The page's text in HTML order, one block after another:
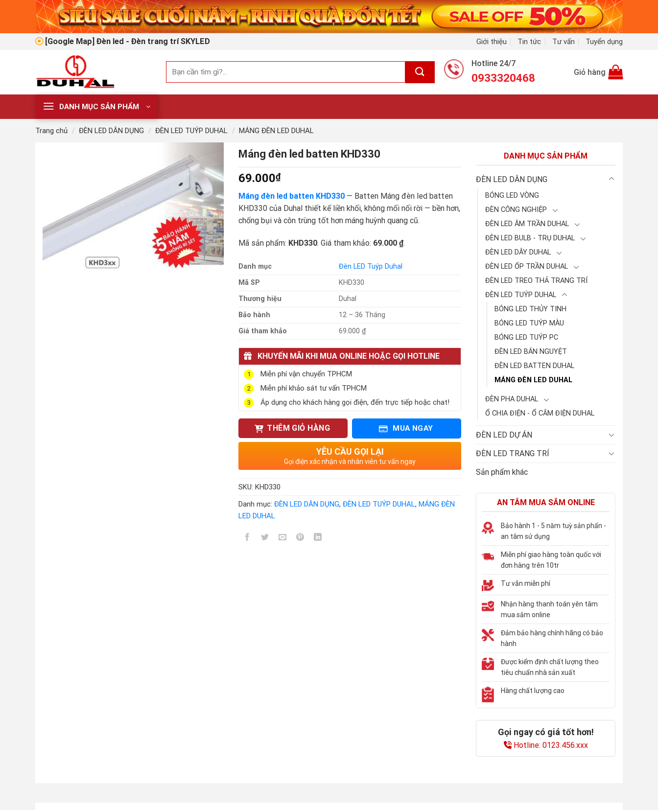
[Google Map] Đèn led - Đèn trang trí SKYLED
Giới thiệu Tin tức Tư vấn Tuyển dụng
kiếm:
Hotline 24/7
0933320468 Giỏ hàng
DANH MỤC SẢN PHẨM
Trang chủ / ĐÈN LED DÂN DỤNG / ĐÈN LED TUÝP DUHAL / MÁNG ĐÈN LED DUHAL
Máng đèn led batten KHD330
69.000₫
Máng đèn led batten KHD330 — Batten Máng đèn led batten
KHD330 của Duhal thiết kế liền khối, không mối nối rời — bền hơn,
chống bụi và côn trùng tốt hơn máng huỳnh quang cũ.
Mã sản phẩm: KHD330. Giá tham khảo: 69.000 ₫.
Danh mục
Đèn LED Tuýp Duhal
Mã SP
KHD330
Thương hiệu
Duhal
Bảo hành
12 – 36 Tháng
Giá tham khảo
69.000 ₫
KHUYẾN MÃI KHI MUA ONLINE HOẶC GỌI HOTLINE
1 Miễn phí vận chuyển TPHCM
2 Miễn phí khảo sát tư vấn TPHCM
3 Áp dụng cho khách hàng gọi điện, đến trực tiếp hoặc chat!
THÊM GIỎ HÀNG MUA NGAY
YÊU CẦU GỌI LẠI
Gọi điện xác nhận và nhân viên tư vấn ngay
SKU: KHD330
Danh mục: ĐÈN LED DÂN DỤNG, ĐÈN LED TUÝP DUHAL, MÁNG ĐÈN
LED DUHAL
DANH MỤC SẢN PHẨM
ĐÈN LED DÂN DỤNG
BÓNG LED VÒNG
ĐÈN CÔNG NGHIỆP
ĐÈN LED ÂM TRẦN DUHAL
ĐÈN LED BULB - TRỤ DUHAL
ĐÈN LED DÂY DUHAL
ĐÈN LED ỐP TRẦN DUHAL
ĐÈN LED TREO THẢ TRANG TRÍ
ĐÈN LED TUÝP DUHAL
BÓNG LED THỦY TINH
BÓNG LED TUÝP MÀU
BÓNG LED TUÝP PC
ĐÈN LED BÁN NGUYỆT
ĐÈN LED BATTEN DUHAL
MÁNG ĐÈN LED DUHAL
ĐÈN PHA DUHAL
Ổ CHIA ĐIỆN - Ổ CẮM ĐIỆN DUHAL
ĐÈN LED DỰ ÁN
ĐÈN LED TRANG TRÍ
Sản phẩm khác
AN TÂM MUA SẮM ONLINE
Bảo hành 1 - 5 năm tuỳ sản phẩn -
an tâm sử dụng
Miễn phí giao hàng toàn quốc với
đơn hàng trên 10tr
Tư vẫn miễn phí
Nhận hàng thanh toán yên tâm
mua sắm online
Đảm bảo hàng chính hãng có bảo
hành
Được kiểm định chất lượng theo
tiêu chuẩn nhà sản xuất
Hàng chất lượng cao
Gọi ngay có giá tốt hơn!
Hotline: 0123.456.xxx